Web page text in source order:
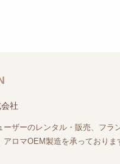
社
ーザーのレンタル・販売、フラ
ロマOEM製造を承っておりま